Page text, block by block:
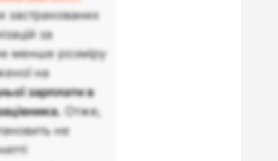
застрахованих
за
менше розміру
на
зарплати в
Отже,
не